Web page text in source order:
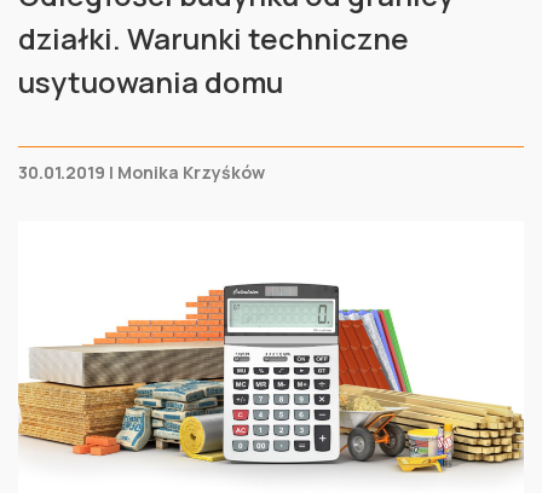
działki. Warunki techniczne
usytuowania domu
30.01.2019 | Monika Krzyśków